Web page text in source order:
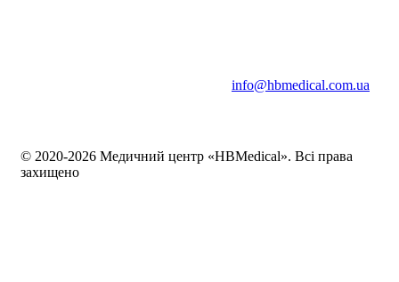
info@hbmedical.com.ua
© 2020-2026 Медичний центр «HBMedical». Всі права
захищено